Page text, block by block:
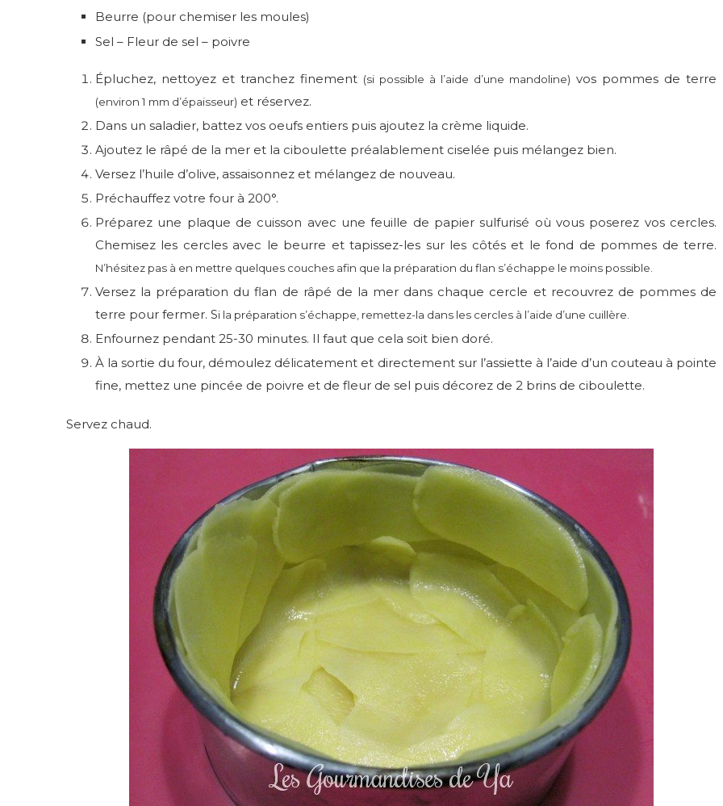
Beurre (pour chemiser les moules)
Sel – Fleur de sel – poivre
Épluchez, nettoyez et tranchez finement (si possible à l’aide d’une mandoline) vos pommes de terre
(environ 1 mm d’épaisseur) et réservez.
Dans un saladier, battez vos oeufs entiers puis ajoutez la crème liquide.
Ajoutez le râpé de la mer et la ciboulette préalablement ciselée puis mélangez bien.
Versez l’huile d’olive, assaisonnez et mélangez de nouveau.
Préchauffez votre four à 200°.
Préparez une plaque de cuisson avec une feuille de papier sulfurisé où vous poserez vos cercles.
Chemisez les cercles avec le beurre et tapissez-les sur les côtés et le fond de pommes de terre.
N’hésitez pas à en mettre quelques couches afin que la préparation du flan s’échappe le moins possible.
Versez la préparation du flan de râpé de la mer dans chaque cercle et recouvrez de pommes de
terre pour fermer. Si la préparation s’échappe, remettez-la dans les cercles à l’aide d’une cuillère.
Enfournez pendant 25-30 minutes. Il faut que cela soit bien doré.
À la sortie du four, démoulez délicatement et directement sur l’assiette à l’aide d’un couteau à pointe
fine, mettez une pincée de poivre et de fleur de sel puis décorez de 2 brins de ciboulette.
Servez chaud.